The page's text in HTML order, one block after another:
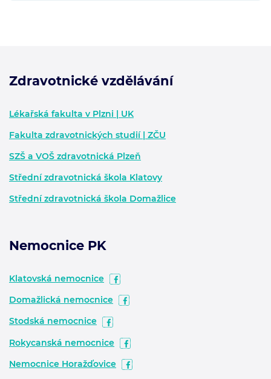
Zdravotnické vzdělávání
Lékařská fakulta v Plzni | UK
Fakulta zdravotnických studií | ZČU
SZŠ a VOŠ zdravotnická Plzeň
Střední zdravotnická škola Klatovy
Střední zdravotnická škola Domažlice
Nemocnice PK
Klatovská nemocnice
Domažlická nemocnice
Stodská nemocnice
Rokycanská nemocnice
Nemocnice Horažďovice